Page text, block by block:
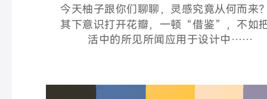
今天柚子跟你们聊聊，灵感究竟从何而来
其下意识打开花瓣，一顿“借鉴”，不如
活中的所见所闻应用于设计中……